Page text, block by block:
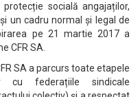
socială angajaților,
un cadru normal și legal de
pe 21 martie 2017 a
CFR SA.
SA a parcurs toate etapele
cu federațiile sindicale